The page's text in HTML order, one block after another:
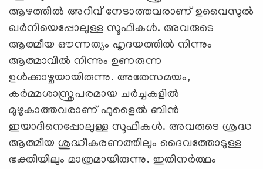
ആഴത്തിൽ അറിവ് നേടാത്തവരാണ് ഉവൈസുൽ
ഖർനിയെപ്പോലുള്ള സൂഫികൾ. അവരുടെ
ആത്മീയ ഔന്നത്യം ഹൃദയത്തിൽ നിന്നും
ആത്മാവിൽ നിന്നും ഉണരുന്ന
ഉൾക്കാഴ്ചയായിരുന്നു. അതേസമയം,
കർമ്മശാസ്ത്രപരമായ ചർച്ചകളിൽ
മുഴുകാത്തവരാണ് ഫുളൈൽ ബിൻ
ഇയാദിനെപ്പോലുള്ള സൂഫികൾ. അവരുടെ ശ്രദ്ധ
ആത്മീയ ശുദ്ധീകരണത്തിലും ദൈവത്തോടുള്ള
ഭക്തിയിലും മാത്രമായിരുന്നു. ഇതിനർത്ഥം